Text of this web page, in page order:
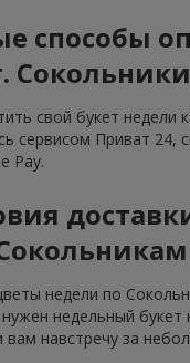
способы
Сокольники
свой букет недели
сервисом Приват 24,
Pay.
недели по
недельный букет
навстречу за